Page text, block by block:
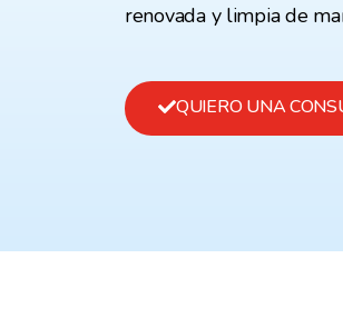
renovada y limpia de
QUIERO UNA